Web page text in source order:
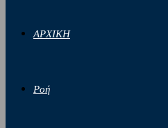
ΑΡΧΙΚΗ
Ροή